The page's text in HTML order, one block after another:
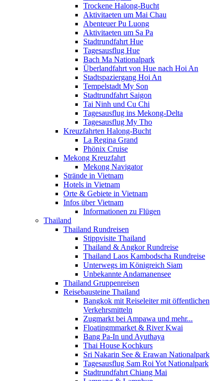
Trockene Halong-Bucht
Aktivitaeten um Mai Chau
Abenteuer Pu Luong
Aktivitaeten um Sa Pa
Stadtrundfahrt Hue
Tagesausflug Hue
Bach Ma Nationalpark
Überlandfahrt von Hue nach Hoi An
Stadtspaziergang Hoi An
Tempelstadt My Son
Stadtrundfahrt Saigon
Tai Ninh und Cu Chi
Tagesausflug ins Mekong-Delta
Tagesausflug My Tho
Kreuzfahrten Halong-Bucht
La Regina Grand
Phönix Cruise
Mekong Kreuzfahrt
Mekong Navigator
Strände in Vietnam
Hotels in Vietnam
Orte & Gebiete in Vietnam
Infos über Vietnam
Informationen zu Flügen
Thailand
Thailand Rundreisen
Stippvisite Thailand
Thailand & Angkor Rundreise
Thailand Laos Kambodscha Rundreise
Unterwegs im Königreich Siam
Unbekannte Andamanensee
Thailand Gruppenreisen
Reisebausteine Thailand
Bangkok mit Reiseleiter mit öffentlichen
Verkehrsmitteln
Zugmarkt bei Ampawa und mehr...
Floatingmmarket & River Kwai
Bang Pa-In und Ayuthaya
Thai House Kochkurs
Sri Nakarin See & Erawan Nationalpark
Tagesausflug Sam Roi Yot Nationalpark
Stadtrundfahrt Chiang Mai